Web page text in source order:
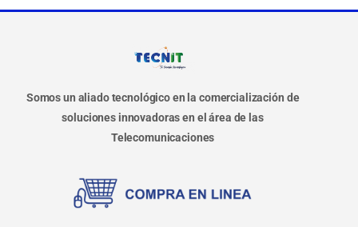
Somos un aliado tecnológico en la comercialización de
soluciones innovadoras en el área de las
Telecomunicaciones